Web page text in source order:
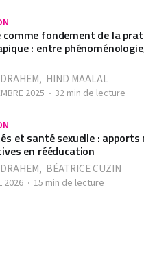
comme fondement de la
: entre
, HIND MAALAL
2025 32 min de lecture
et santé sexuelle :
en rééducation
, BÉATRICE CUZIN
2026 15 min de lecture